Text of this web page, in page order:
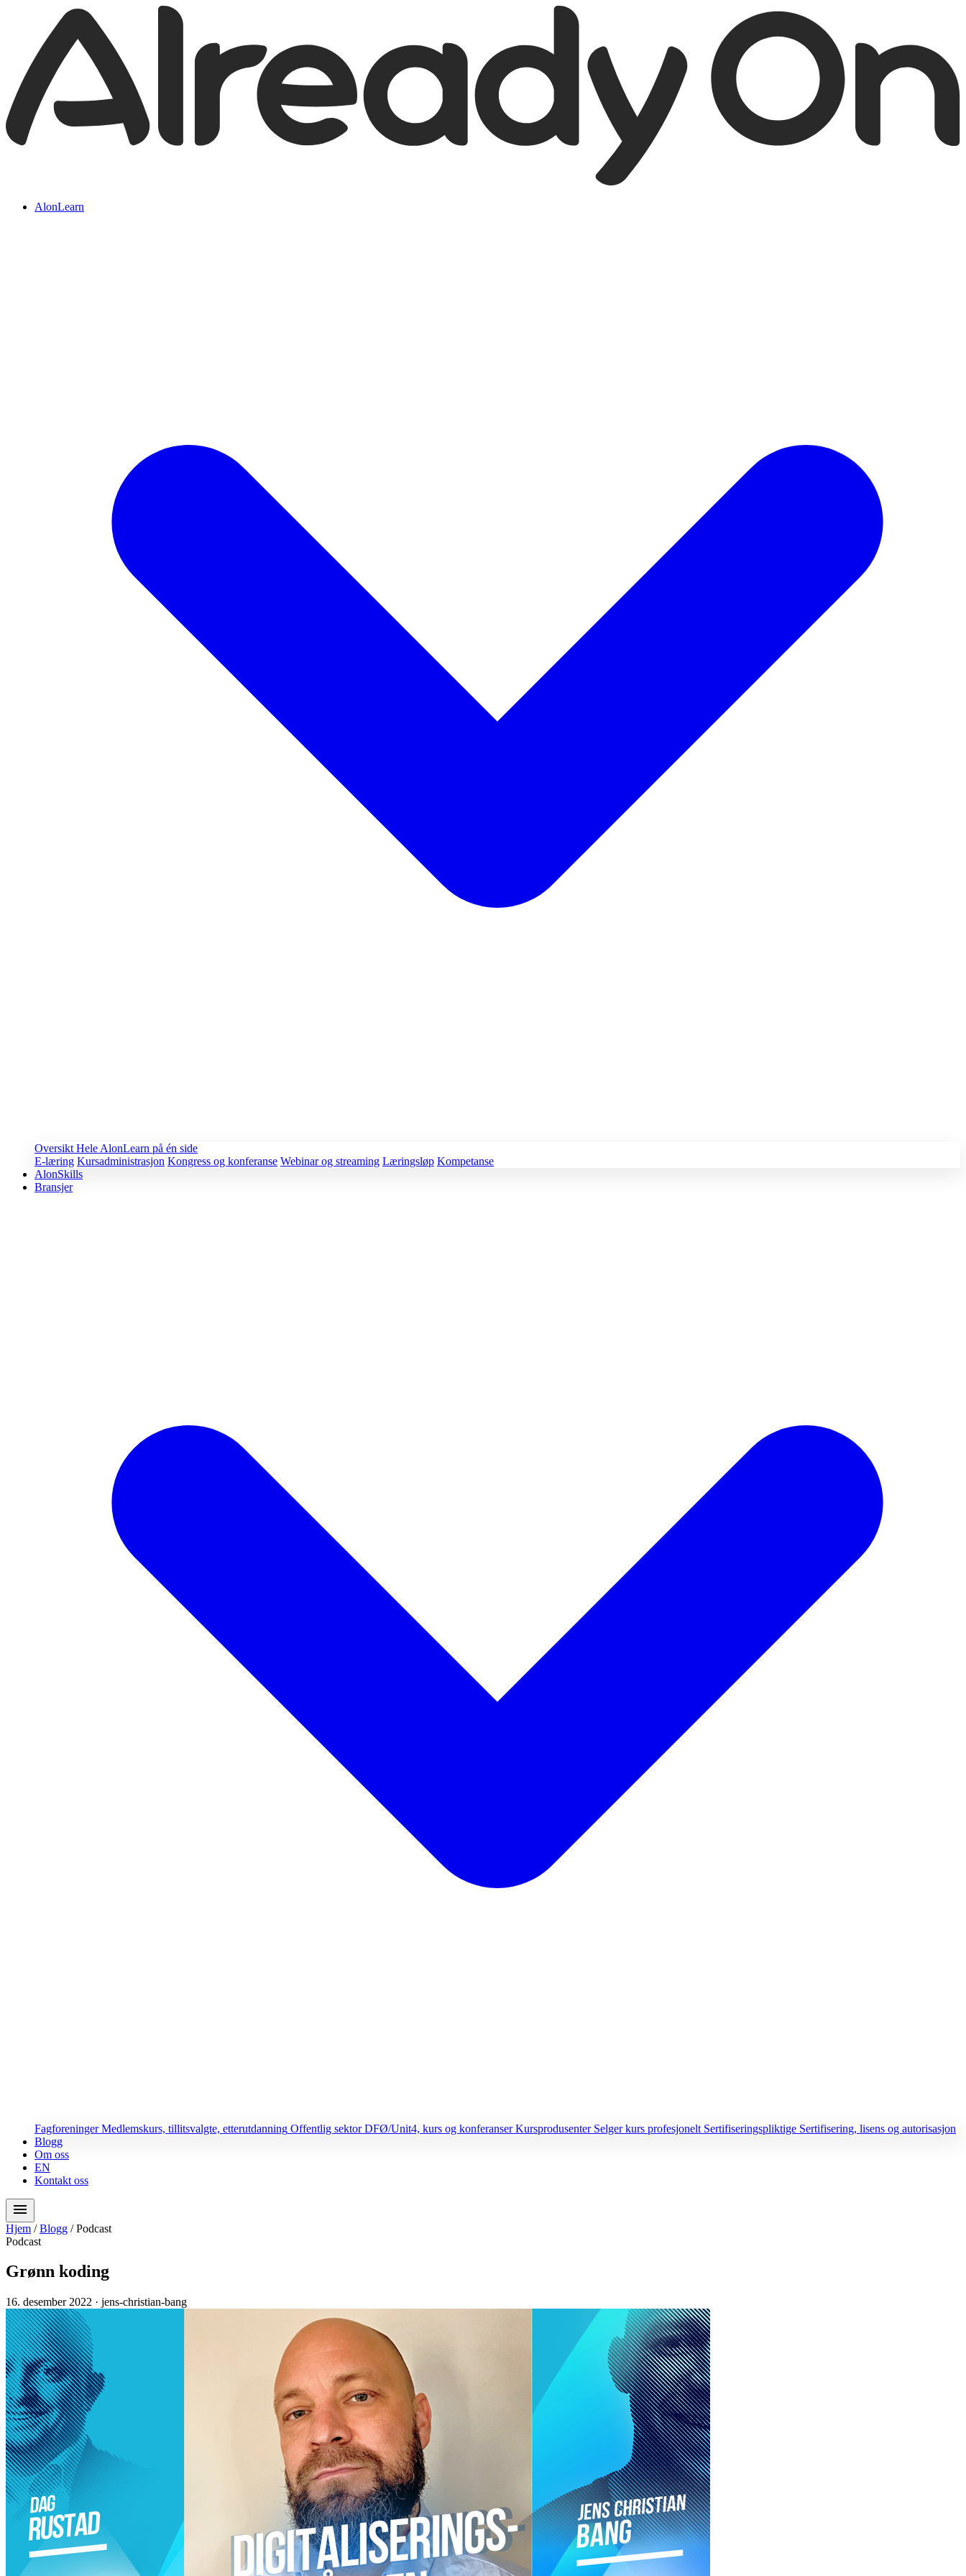
AlonLearn
Oversikt Hele AlonLearn på én side
E-læring Kursadministrasjon Kongress og konferanse Webinar og streaming Læringsløp Kompetanse
AlonSkills
Bransjer
FagforeningerMedlemskurs, tillitsvalgte, etterutdanning Offentlig sektorDFØ/Unit4, kurs og konferanser Kursprodusenter Selger kurs profesjonelt Sertifiseringspliktige Sertifisering, lisens og autorisasjon
Blogg
Om oss
EN
Kontakt oss
menu
Hjem / Blogg / Podcast
Podcast
Grønn koding
16. desember 2022 · jens-christian-bang